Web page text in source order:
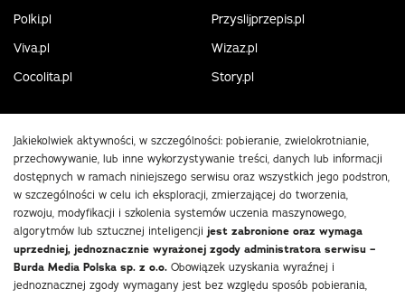
Polki.pl
Przyslijprzepis.pl
Viva.pl
Wizaz.pl
Cocolita.pl
Story.pl
Jakiekolwiek aktywności, w szczególności: pobieranie, zwielokrotnianie,
przechowywanie, lub inne wykorzystywanie treści, danych lub informacji
dostępnych w ramach niniejszego serwisu oraz wszystkich jego podstron,
w szczególności w celu ich eksploracji, zmierzającej do tworzenia,
rozwoju, modyfikacji i szkolenia systemów uczenia maszynowego,
algorytmów lub sztucznej inteligencji jest zabronione oraz wymaga
uprzedniej, jednoznacznie wyrażonej zgody administratora serwisu –
Burda Media Polska sp. z o.o. Obowiązek uzyskania wyraźnej i
jednoznacznej zgody wymagany jest bez względu sposób pobierania,